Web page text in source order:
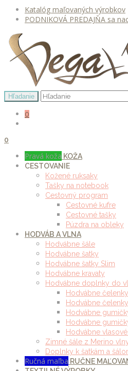
Katalóg maľovaných výrobkov
PODNIKOVÁ PREDAJŇA sa
0
0
Pravá koža KOŽA
CESTOVANIE
Kožené ruksaky
Tašky na notebook
Cestovný program
Cestovné kufre
Cestovné tašky
Púzdra na obleky
HODVÁB A VLNA
Hodvábne šále
Hodvábne šatky
Hodvábne šatky Slim
Hodvábne kravaty
Hodvábne doplnky do
Hodvábne čelenky
Hodvábne
Hodvábne
Hodvábne
Hodvábne
Zimné šále z Merino
Doplnky k šatkám a
Ručná maľba RUČNE